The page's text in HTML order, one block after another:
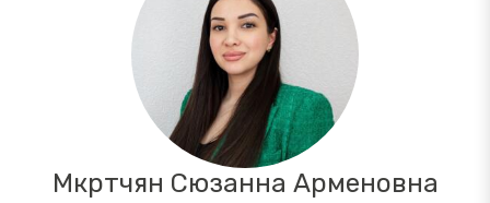
Мкртчян Сюзанна Арменовна